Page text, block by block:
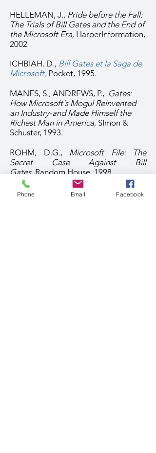
HELLEMAN, J., Pride before the Fall:
The Trials of Bill Gates and the End of
the Microsoft Era, HarperInformation,
2002
ICHBIAH. D., Bill Gates et la Saga de
Microsoft, Pocket, 1995.
MANES, S., ANDREWS, P., Gates:
How Microsoft's Mogul Reinvented
an Industry-and Made Himself the
Richest Man in America, SImon &
Schuster, 1993.
ROHM, D.G., Microsoft File: The
Secret Case Against Bill
Gates,Random House, 1998
WALLACE, J.,
Hard Drive: Bill Gates
Phone Email Facebook